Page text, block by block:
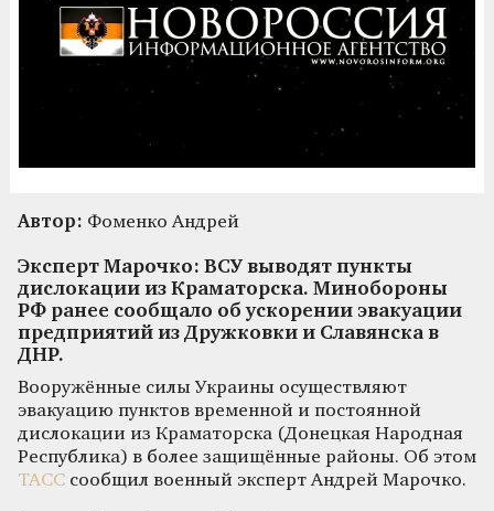
Автор: Фоменко Андрей
Эксперт Марочко: ВСУ выводят пункты
дислокации из Краматорска. Минобороны
РФ ранее сообщало об ускорении эвакуации
предприятий из Дружковки и Славянска в
ДНР.
Вооружённые силы Украины осуществляют
эвакуацию пунктов временной и постоянной
дислокации из Краматорска (Донецкая Народная
Республика) в более защищённые районы. Об этом
ТАСС сообщил военный эксперт Андрей Марочко.